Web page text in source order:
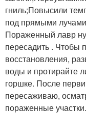
гниль;Повысили
под прямыми
Пораженный лавр
пересадить . Чтобы
восстановления,
воды и протирайте
горшке. После
пересаживаю,
пораженные участки.